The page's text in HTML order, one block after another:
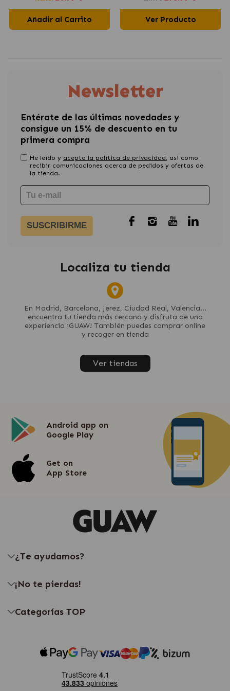
Añadir al Carrito Ver Producto
Newsletter
Entérate de las últimas novedades y
consigue un 15% de descuento en tu
primera compra
He leído y acepto la política de privacidad, asi como
recibir comunicaciones acerca de pedidos y ofertas de
la tienda.
SUSCRIBIRME
Localiza tu tienda
En Madrid, Barcelona, Jerez, Ciudad Real, Valencia...
encuentra tu tienda más cercana y disfruta de una
experiencia ¡GUAW! También puedes comprar online
y recoger en tienda
Ver tiendas
Android app on
Google Play
Get on
App Store
¿Te ayudamos?
¡No te pierdas!
Categorías TOP